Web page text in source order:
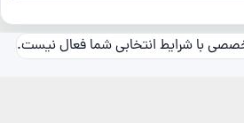
با شرایط انتخابی شما فعال نیست.